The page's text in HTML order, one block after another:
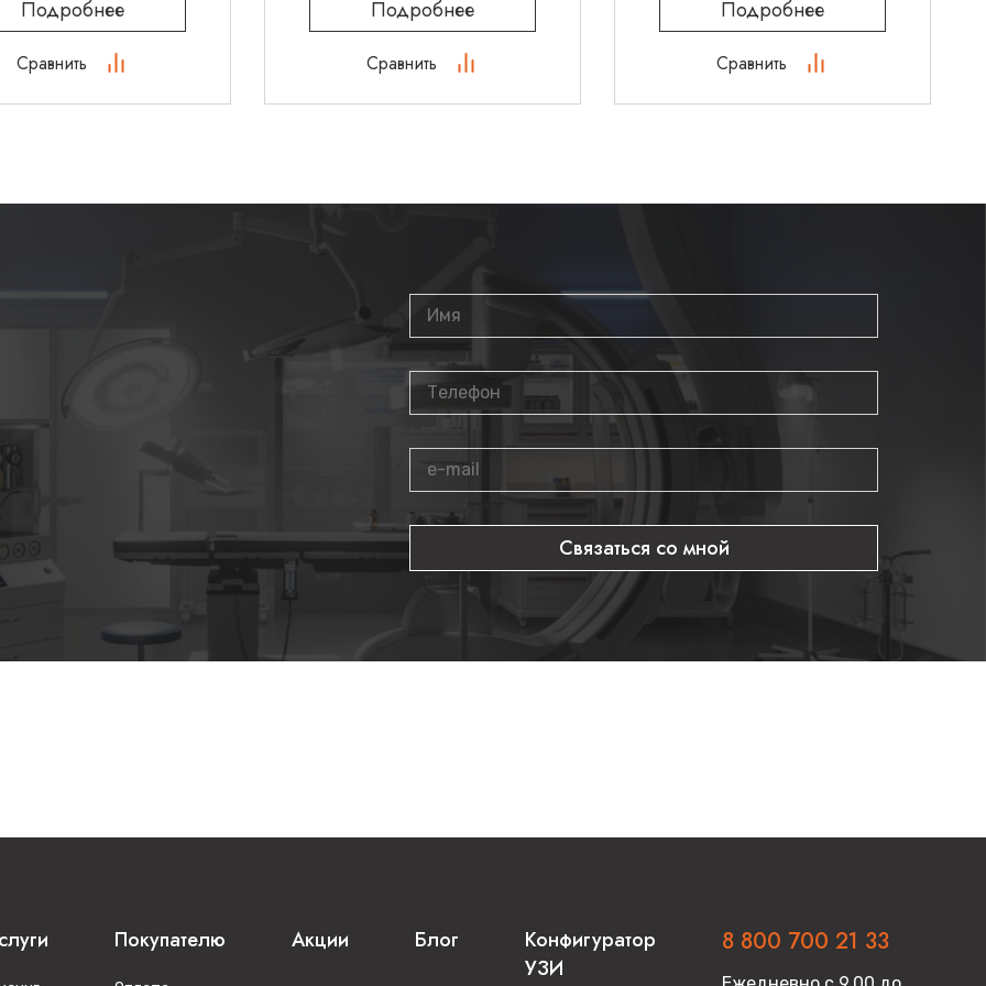
значительно
развития плода.
позволяет
Подробнее
Сравнить
Подробнее
Сравнить
Подробнее
Сравнить
Связаться со мной
Покупателю Акции Блог
Конфигуратор
УЗИ
8 800 700 21 33